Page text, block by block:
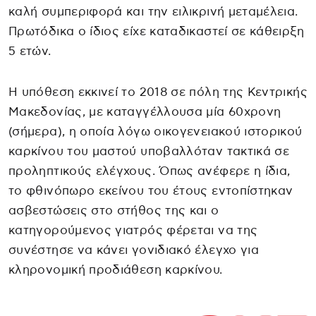
καλή συμπεριφορά και την ειλικρινή μεταμέλεια.
Πρωτόδικα ο ίδιος είχε καταδικαστεί σε κάθειρξη
5 ετών.
Η υπόθεση εκκινεί το 2018 σε πόλη της Κεντρικής
Μακεδονίας, με καταγγέλλουσα μία 60χρονη
(σήμερα), η οποία λόγω οικογενειακού ιστορικού
καρκίνου του μαστού υποβαλλόταν τακτικά σε
προληπτικούς ελέγχους. Όπως ανέφερε η ίδια,
το φθινόπωρο εκείνου του έτους εντοπίστηκαν
ασβεστώσεις στο στήθος της και ο
κατηγορούμενος γιατρός φέρεται να της
συνέστησε να κάνει γονιδιακό έλεγχο για
κληρονομική προδιάθεση καρκίνου.